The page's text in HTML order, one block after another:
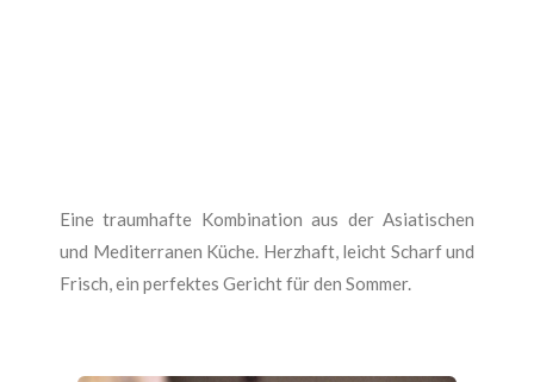
Eine traumhafte Kombination aus der Asiatischen
und Mediterranen Küche. Herzhaft, leicht Scharf und
Frisch, ein perfektes Gericht für den Sommer.